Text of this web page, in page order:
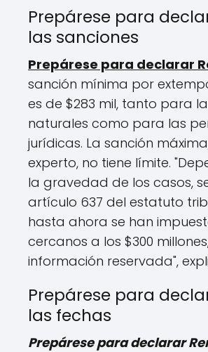
Prepárese para
las sanciones
Prepárese para declarar
sanción mínima por
es de $283 mil, tanto para
naturales como para las
jurídicas. La sanción
experto, no tiene límite.
la gravedad de los casos,
artículo 637 del estatuto
hasta ahora se han
cercanos a los $300
información reservada",
Prepárese para
las fechas
Prepárese para declarar